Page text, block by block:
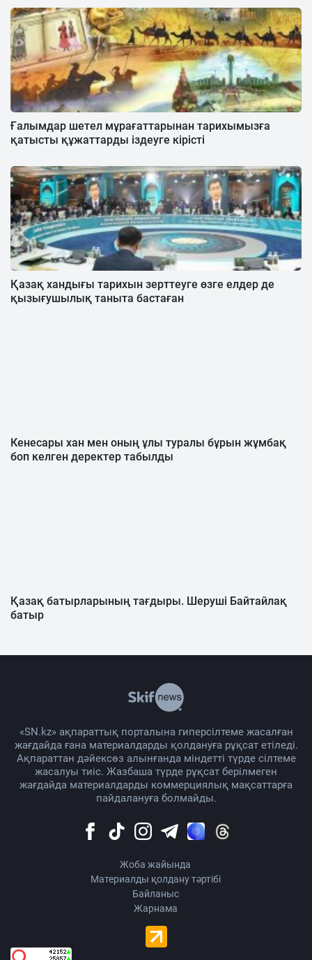
Ғалымдар шетел мұрағаттарынан тарихымызға
қатысты құжаттарды іздеуге кірісті
Қазақ хандығы тарихын зерттеуге өзге елдер де
қызығушылық таныта бастаған
Кенесары хан мен оның ұлы туралы бұрын жұмбақ
боп келген деректер табылды
Қазақ батырларының тағдыры. Шеруші Байтайлақ
батыр
«SN.kz» ақпараттық порталына гиперсілтеме жасалған
жағдайда ғана материалдарды қолдануға рұқсат етіледі.
Ақпараттан дәйексөз алынғанда міндетті түрде сілтеме
жасалуы тиіс. Жазбаша түрде рұқсат берілмеген
жағдайда материалдарды коммерциялық мақсаттарға
пайдалануға болмайды.
Жоба жайында
Материалды қолдану тәртібі
Байланыс
Жарнама